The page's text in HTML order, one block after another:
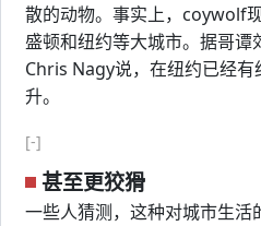
散的动物。事实上，coywolf
盛顿和纽约等大城市。据哥谭
Chris Nagy说，在纽约已经
升。
[-]
甚至更狡猾
一些人猜测，这种对城市生